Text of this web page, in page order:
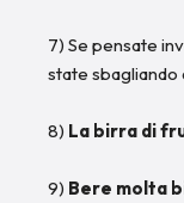
7) Se pensate
state sbagliando
8) La birra di
9) Bere molta